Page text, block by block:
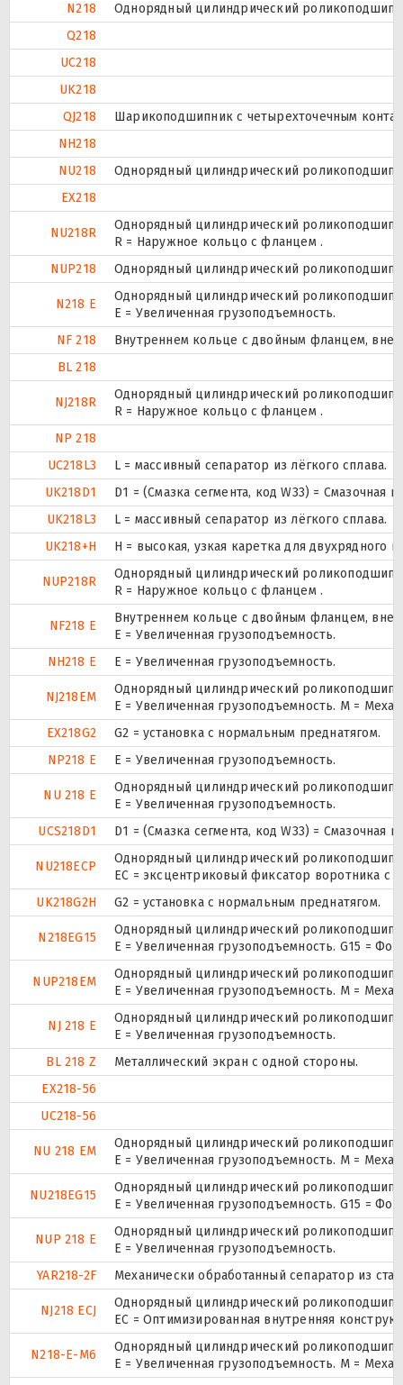
N218
Однорядный цилиндрический
Q218
UC218
UK218
QJ218
Шарикоподшипник с четырехточечным
NH218
NU218
Однорядный цилиндрический
EX218
NU218R
Однорядный цилиндрический
R = Наружное кольцо с фланцем .
NUP218
Однорядный цилиндрический
N218 E
Однорядный цилиндрический
Е = Увеличенная грузоподъемность.
NF 218
Внутреннем кольце с двойным фланцем,
BL 218
NJ218R
Однорядный цилиндрический
R = Наружное кольцо с фланцем .
NP 218
UC218L3
L = массивный сепаратор из лёгкого сплава.
UK218D1
D1 = (Смазка сегмента, код W33) =
UK218L3
L = массивный сепаратор из лёгкого сплава.
UK218+H
H = высокая, узкая каретка для
NUP218R
Однорядный цилиндрический
R = Наружное кольцо с фланцем .
NF218 E
Внутреннем кольце с двойным фланцем,
Е = Увеличенная грузоподъемность.
NH218 E
Е = Увеличенная грузоподъемность.
NJ218EM
Однорядный цилиндрический
E = Увеличенная грузоподъемность. М =
EX218G2
G2 = установка с нормальным преднатягом.
NP218 E
Е = Увеличенная грузоподъемность.
NU 218 E
Однорядный цилиндрический
Е = Увеличенная грузоподъемность.
UCS218D1
D1 = (Смазка сегмента, код W33) =
NU218ECP
Однорядный цилиндрический
ЕС = эксцентриковый фиксатор воротника с
UK218G2H
G2 = установка с нормальным преднатягом.
N218EG15
Однорядный цилиндрический
E = Увеличенная грузоподъемность. G15 =
NUP218EM
Однорядный цилиндрический
E = Увеличенная грузоподъемность. М =
NJ 218 E
Однорядный цилиндрический
Е = Увеличенная грузоподъемность.
BL 218 Z
Металлический экран с одной стороны.
EX218-56
UC218-56
NU 218 EM
Однорядный цилиндрический
E = Увеличенная грузоподъемность. М =
NU218EG15
Однорядный цилиндрический
E = Увеличенная грузоподъемность. G15 =
NUP 218 E
Однорядный цилиндрический
Е = Увеличенная грузоподъемность.
YAR218-2F
Механически обработанный сепаратор из
NJ218 ECJ
Однорядный цилиндрический
EC = Оптимизированная внутренняя
N218-E-M6
Однорядный цилиндрический
E = Увеличенная грузоподъемность. М =